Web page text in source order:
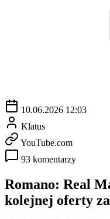
10.06.2026 12:03
Klatus
YouTube.com
93 komentarzy
Romano: Real
kolejnej oferty